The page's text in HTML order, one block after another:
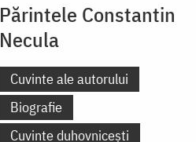
Părintele Constantin
Necula
Cuvinte ale autorului
Biografie
Cuvinte duhovnicești